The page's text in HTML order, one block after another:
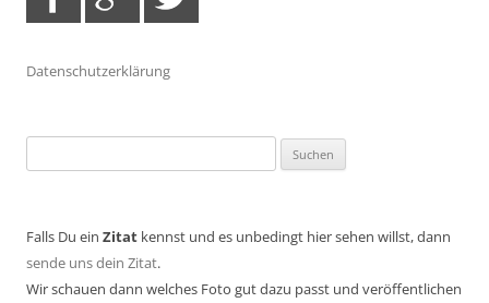
Datenschutzerklärung
nach:
Falls Du ein Zitat kennst und es unbedingt hier sehen willst, dann
sende uns dein Zitat.
Wir schauen dann welches Foto gut dazu passt und veröffentlichen